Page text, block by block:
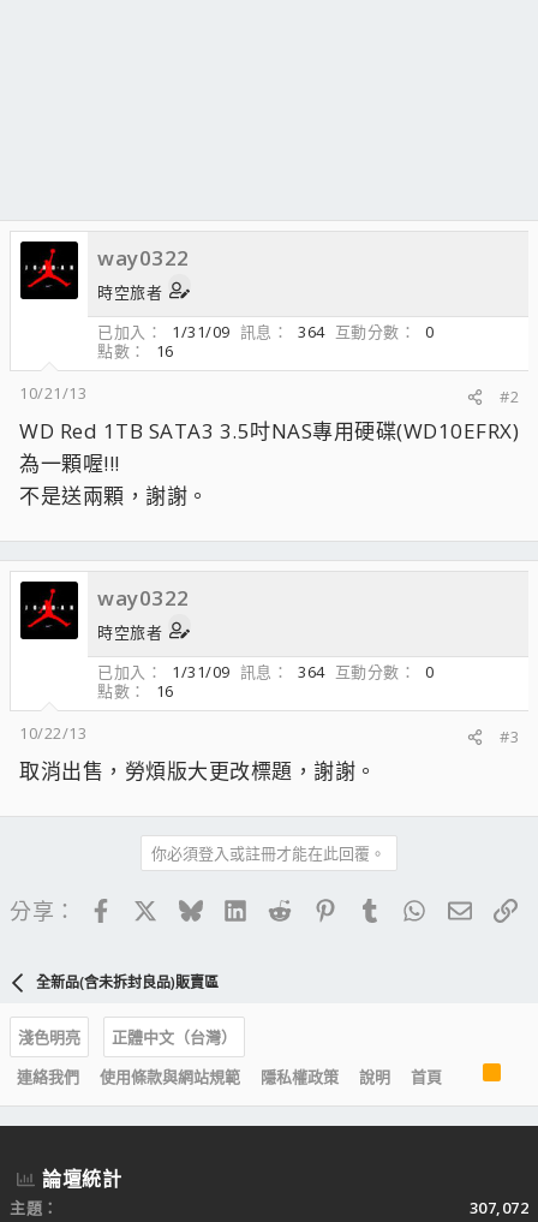
way0322
時空旅者
已加入
1/31/09 訊息 364 互動分數
0
點數
16
10/21/13
#2
WD Red 1TB SATA3 3.5吋NAS專用硬碟(WD10EFRX)
為一顆喔!!!
不是送兩顆，謝謝。
way0322
時空旅者
已加入
1/31/09 訊息 364 互動分數
0
點數
16
10/22/13
#3
取消出售，勞煩版大更改標題，謝謝。
你必須登入或註冊才能在此回覆。
分享： FacebookBlueskyLinkedIn
Reddit PinterestTumblrWhatsApp
電子
全新品(含未拆封良品)販賣區
淺色明亮
正體中文（台灣）
連絡我們
使用條款與網站規範 隱私權政策 說明 首頁
S
論壇統計
主題
307,072